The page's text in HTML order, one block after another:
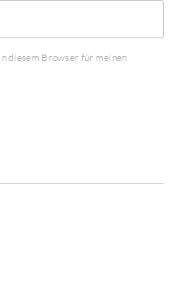
diesem Browser für meinen